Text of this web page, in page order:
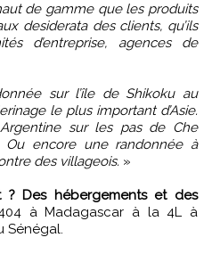
de gamme que les produits
desiderata des clients, qu’ils
d’entreprise, agences de
sur l’île de Shikoku au
le plus important d’Asie.
sur les pas de Che
Ou encore une randonnée à
des villageois. »
Des hébergements et des
à Madagascar à la 4L à
Sénégal.